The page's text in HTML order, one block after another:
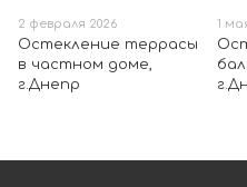
2 февраля 2026
Остекление террасы
в частном доме,
г.Днепр
1